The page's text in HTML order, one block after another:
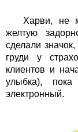
Харви, не
желтую
сделали
груди у
клиентов и
улыбка),
электронный.